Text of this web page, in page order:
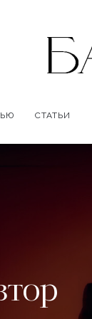
СТАТЬИ